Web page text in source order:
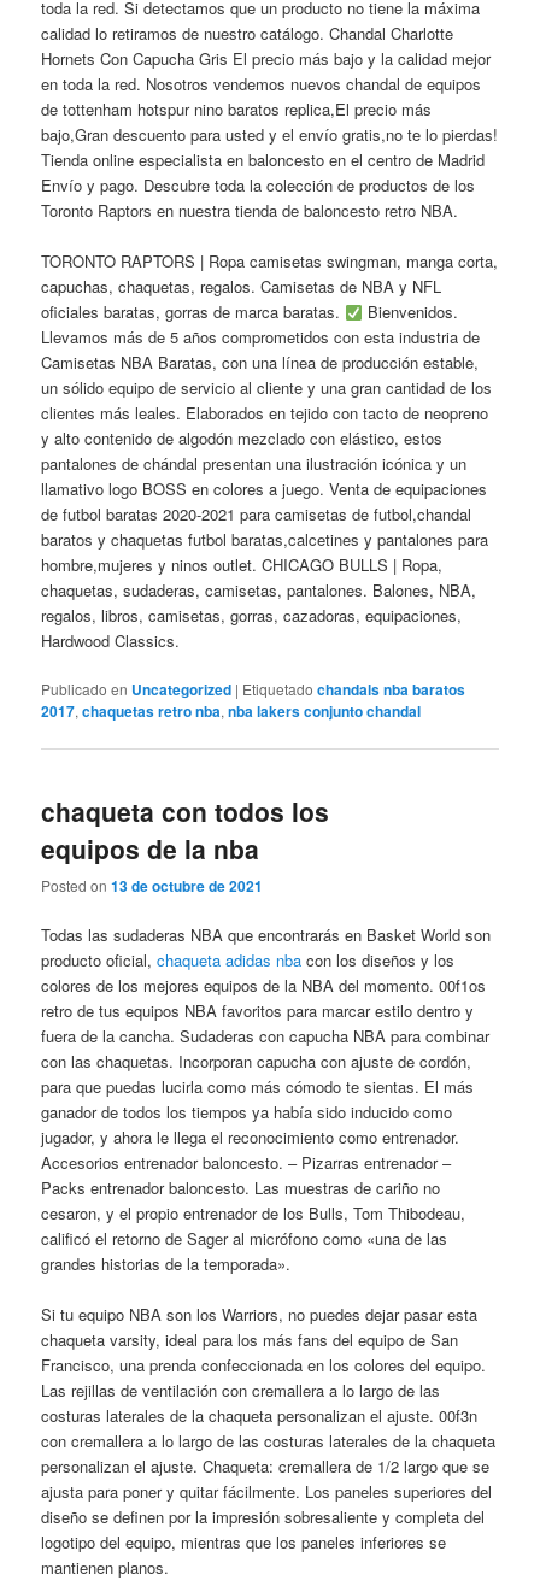
toda la red. Si detectamos que un producto no tiene la máxima
calidad lo retiramos de nuestro catálogo. Chandal Charlotte
Hornets Con Capucha Gris El precio más bajo y la calidad mejor
en toda la red. Nosotros vendemos nuevos chandal de equipos
de tottenham hotspur nino baratos replica,El precio más
bajo,Gran descuento para usted y el envío gratis,no te lo pierdas!
Tienda online especialista en baloncesto en el centro de Madrid
Envío y pago. Descubre toda la colección de productos de los
Toronto Raptors en nuestra tienda de baloncesto retro NBA.
TORONTO RAPTORS | Ropa camisetas swingman, manga corta,
capuchas, chaquetas, regalos. Camisetas de NBA y NFL
oficiales baratas, gorras de marca baratas.
Bienvenidos.
Llevamos más de 5 años comprometidos con esta industria de
Camisetas NBA Baratas, con una línea de producción estable,
un sólido equipo de servicio al cliente y una gran cantidad de los
clientes más leales. Elaborados en tejido con tacto de neopreno
y alto contenido de algodón mezclado con elástico, estos
pantalones de chándal presentan una ilustración icónica y un
llamativo logo BOSS en colores a juego. Venta de equipaciones
de futbol baratas 2020-2021 para camisetas de futbol,chandal
baratos y chaquetas futbol baratas,calcetines y pantalones para
hombre,mujeres y ninos outlet. CHICAGO BULLS | Ropa,
chaquetas, sudaderas, camisetas, pantalones. Balones, NBA,
regalos, libros, camisetas, gorras, cazadoras, equipaciones,
Hardwood Classics.
Publicado en Uncategorized | Etiquetado chandals nba baratos
2017,chaquetas retro nba,nba lakers conjunto chandal
chaqueta con todos los
equipos de la nba
Posted on13 de octubre de 2021
Todas las sudaderas NBA que encontrarás en Basket World son
producto oficial,chaqueta adidas nba con los diseños y los
colores de los mejores equipos de la NBA del momento. 00f1os
retro de tus equipos NBA favoritos para marcar estilo dentro y
fuera de la cancha. Sudaderas con capucha NBA para combinar
con las chaquetas. Incorporan capucha con ajuste de cordón,
para que puedas lucirla como más cómodo te sientas. El más
ganador de todos los tiempos ya había sido inducido como
jugador, y ahora le llega el reconocimiento como entrenador.
Accesorios entrenador baloncesto. – Pizarras entrenador –
Packs entrenador baloncesto. Las muestras de cariño no
cesaron, y el propio entrenador de los Bulls, Tom Thibodeau,
calificó el retorno de Sager al micrófono como «una de las
grandes historias de la temporada».
Si tu equipo NBA son los Warriors, no puedes dejar pasar esta
chaqueta varsity, ideal para los más fans del equipo de San
Francisco, una prenda confeccionada en los colores del equipo.
Las rejillas de ventilación con cremallera a lo largo de las
costuras laterales de la chaqueta personalizan el ajuste. 00f3n
con cremallera a lo largo de las costuras laterales de la chaqueta
personalizan el ajuste. Chaqueta: cremallera de 1/2 largo que se
ajusta para poner y quitar fácilmente. Los paneles superiores del
diseño se definen por la impresión sobresaliente y completa del
logotipo del equipo, mientras que los paneles inferiores se
mantienen planos.